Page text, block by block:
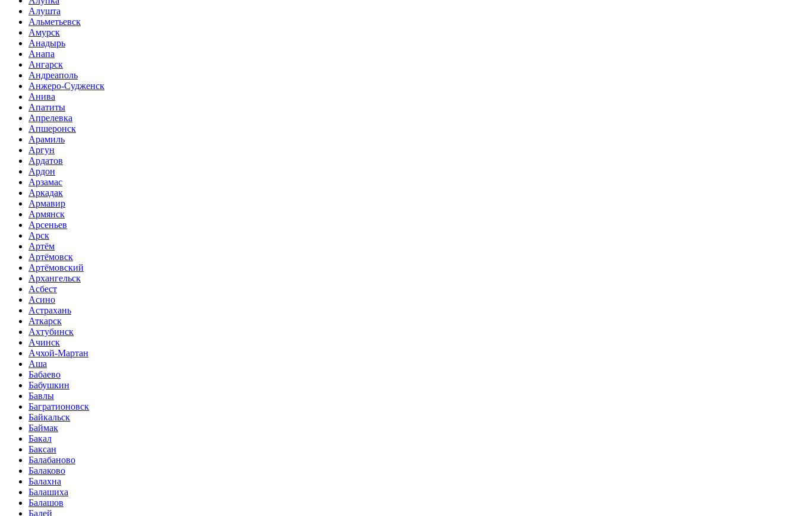
Алушта
Альметьевск
Амурск
Анадырь
Анапа
Ангарск
Андреаполь
Анжеро-Судженск
Анива
Апатиты
Апрелевка
Апшеронск
Арамиль
Аргун
Ардатов
Ардон
Арзамас
Аркадак
Армавир
Армянск
Арсеньев
Арск
Артём
Артёмовск
Артёмовский
Архангельск
Асбест
Асино
Астрахань
Аткарск
Ахтубинск
Ачинск
Ачхой-Мартан
Аша
Бабаево
Бабушкин
Бавлы
Багратионовск
Байкальск
Баймак
Бакал
Баксан
Балабаново
Балаково
Балахна
Балашиха
Балашов
Балей